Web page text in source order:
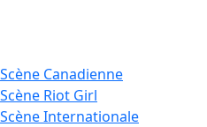
Scène Canadienne
Scène Riot Girl
ScèneInternationale